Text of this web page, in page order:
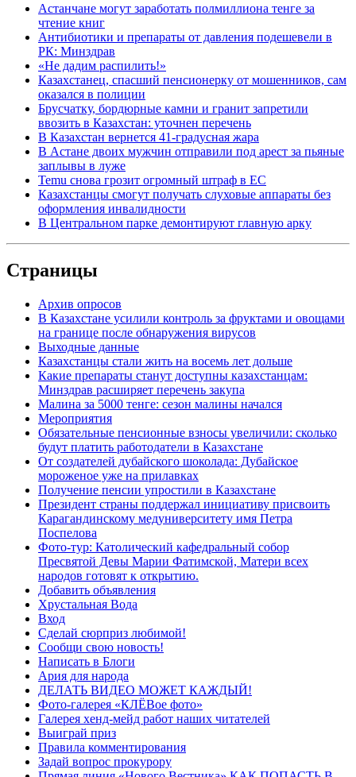
Астанчане могут заработать полмиллиона тенге за
чтение книг
Антибиотики и препараты от давления подешевели в
РК: Минздрав
«Не дадим распилить!»
Казахстанец, спасший пенсионерку от мошенников, сам
оказался в полиции
Брусчатку, бордюрные камни и гранит запретили
ввозить в Казахстан: уточнен перечень
В Казахстан вернется 41-градусная жара
В Астане двоих мужчин отправили под арест за пьяные
заплывы в луже
Temu снова грозит огромный штраф в ЕС
Казахстанцы смогут получать слуховые аппараты без
оформления инвалидности
В Центральном парке демонтируют главную арку
Страницы
Архив опросов
В Казахстане усилили контроль за фруктами и овощами
на границе после обнаружения вирусов
Выходные данные
Казахстанцы стали жить на восемь лет дольше
Какие препараты станут доступны казахстанцам:
Минздрав расширяет перечень закупа
Малина за 5000 тенге: сезон малины начался
Мероприятия
Обязательные пенсионные взносы увеличили: сколько
будут платить работодатели в Казахстане
От создателей дубайского шоколада: Дубайское
мороженое уже на прилавках
Получение пенсии упростили в Казахстане
Президент страны поддержал инициативу присвоить
Карагандинскому медуниверситету имя Петра
Поспелова
Фото-тур: Католический кафедральный собор
Пресвятой Девы Марии Фатимской, Матери всех
народов готовят к открытию.
Добавить объявления
Хрустальная Вода
Вход
Сделай сюрприз любимой!
Сообщи свою новость!
Написать в Блоги
Ария для народа
ДЕЛАТЬ ВИДЕО МОЖЕТ КАЖДЫЙ!
Фото-галерея «КЛЁВое фото»
Галерея хенд-мейд работ наших читателей
Выиграй приз
Правила комментирования
Задай вопрос прокурору